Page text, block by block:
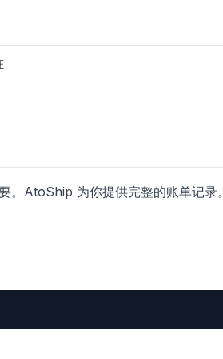
。AtoShip 为你提供完整的账单记录。